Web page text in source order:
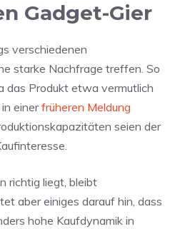
Gadget-Gier
verschiedenen
starke Nachfrage treffen. So
das Produkt etwa vermutlich
einerfrüheren Meldung
seien der
richtig liegt, bleibt
aber einiges darauf hin, dass
hohe Kaufdynamik in